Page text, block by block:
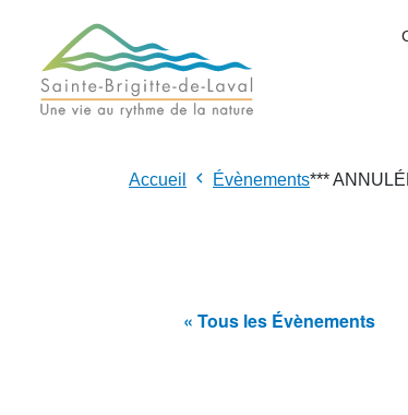
Accueil Évènements***
« Tous les Évènements